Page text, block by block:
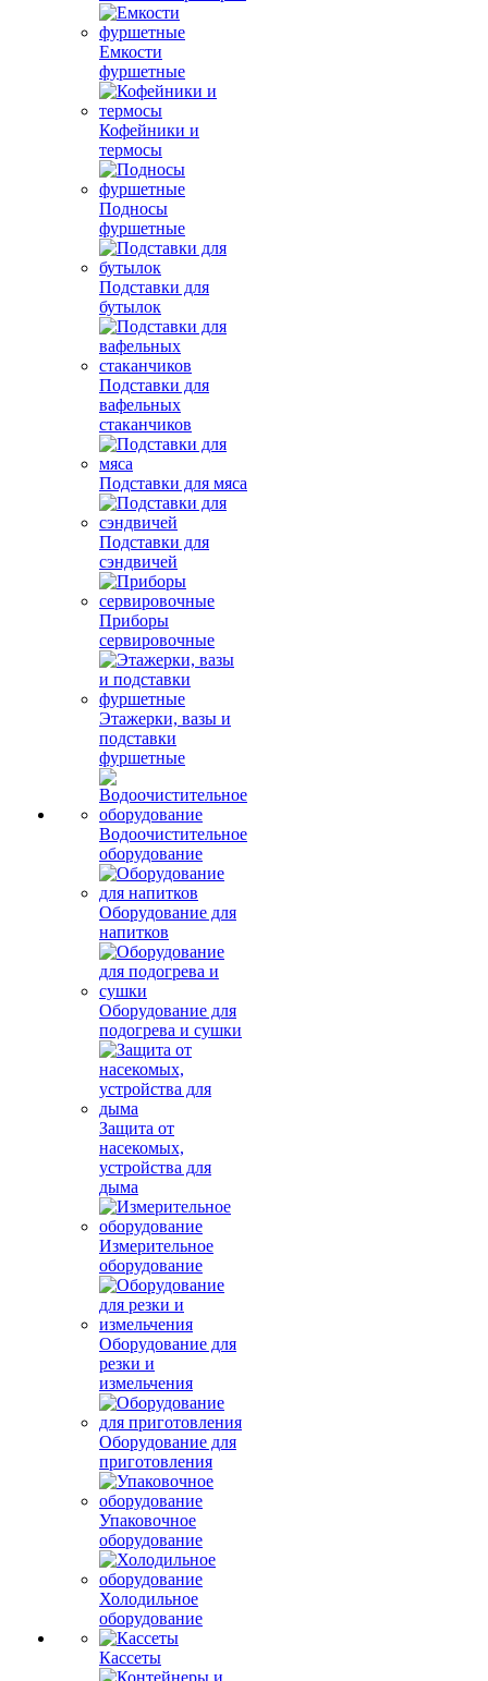
Емкости
фуршетные
Кофейники и
термосы
Подносы
фуршетные
Подставки для
бутылок
Подставки для
вафельных
стаканчиков
Подставки для мяса
Подставки для
сэндвичей
Приборы
сервировочные
Этажерки, вазы и
подставки
фуршетные
Водоочистительное
оборудование
Оборудование для
напитков
Оборудование для
подогрева и сушки
Защита от
насекомых,
устройства для
дыма
Измерительное
оборудование
Оборудование для
резки и
измельчения
Оборудование для
приготовления
Упаковочное
оборудование
Холодильное
оборудование
Кассеты